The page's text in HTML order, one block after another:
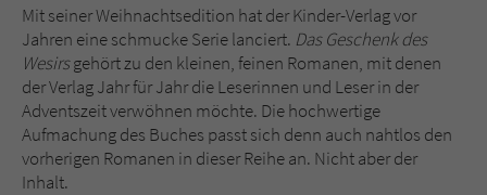
Mit seiner Weihnachtsedition hat der Kinder-Verlag vor
Jahren eine schmucke Serie lanciert. Das Geschenk des
Wesirsgehört zu den kleinen, feinen Romanen, mit denen
der Verlag Jahr für Jahr die Leserinnen und Leser in der
Adventszeit verwöhnen möchte. Die hochwertige
Aufmachung des Buches passt sich denn auch nahtlos den
vorherigen Romanen in dieser Reihe an. Nicht aber der
Inhalt.
Laufzeit Session
Zweck
Dieses Cookie gewährleistet die
Kommunikation der Webseite mit dem
Benutzer. Es wird benötigt um z. B. den
Sicherheitscode des Kontaktformulars zu
überprüfen.